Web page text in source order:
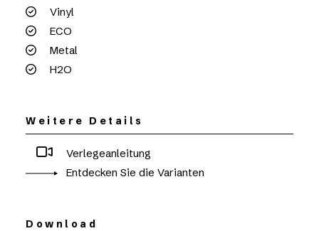
Vinyl
ECO
Metal
H2O
Weitere Details
Verlegeanleitung
Entdecken Sie die Varianten
Download